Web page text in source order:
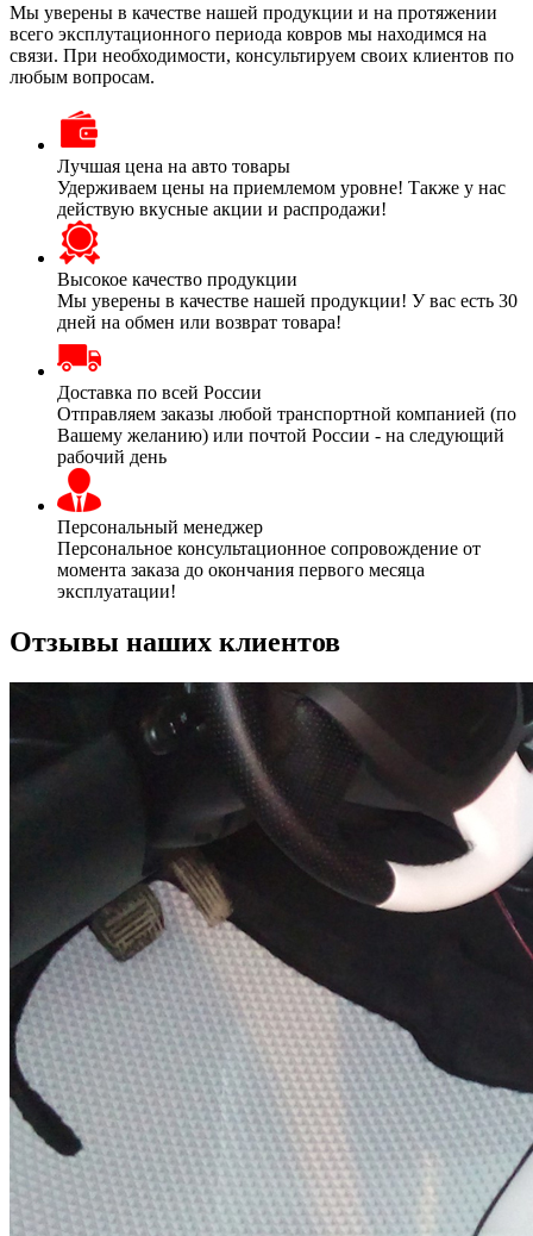
Мы уверены в качестве нашей продукции и на протяжении
всего эксплутационного периода ковров мы находимся на
связи. При необходимости, консультируем своих клиентов по
любым вопросам.
Лучшая цена на авто товары
Удерживаем цены на приемлемом уровне! Также у нас
действую вкусные акции и распродажи!
Высокое качество продукции
Мы уверены в качестве нашей продукции! У вас есть 30
дней на обмен или возврат товара!
Доставка по всей России
Отправляем заказы любой транспортной компанией (по
Вашему желанию) или почтой России - на следующий
рабочий день
Персональный менеджер
Персональное консультационное сопровождение от
момента заказа до окончания первого месяца
эксплуатации!
Отзывы наших клиентов